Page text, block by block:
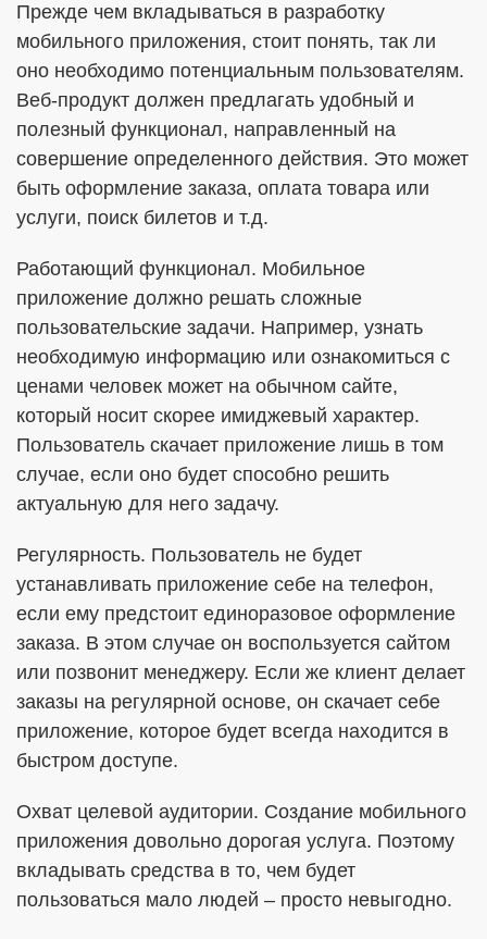
Прежде чем вкладываться в разработку
мобильного приложения, стоит понять, так ли
оно необходимо потенциальным пользователям.
Веб-продукт должен предлагать удобный и
полезный функционал, направленный на
совершение определенного действия. Это может
быть оформление заказа, оплата товара или
услуги, поиск билетов и т.д.
Работающий функционал. Мобильное
приложение должно решать сложные
пользовательские задачи. Например, узнать
необходимую информацию или ознакомиться с
ценами человек может на обычном сайте,
который носит скорее имиджевый характер.
Пользователь скачает приложение лишь в том
случае, если оно будет способно решить
актуальную для него задачу.
Регулярность. Пользователь не будет
устанавливать приложение себе на телефон,
если ему предстоит единоразовое оформление
заказа. В этом случае он воспользуется сайтом
или позвонит менеджеру. Если же клиент делает
заказы на регулярной основе, он скачает себе
приложение, которое будет всегда находится в
быстром доступе.
Охват целевой аудитории. Создание мобильного
приложения довольно дорогая услуга. Поэтому
вкладывать средства в то, чем будет
пользоваться мало людей – просто невыгодно.